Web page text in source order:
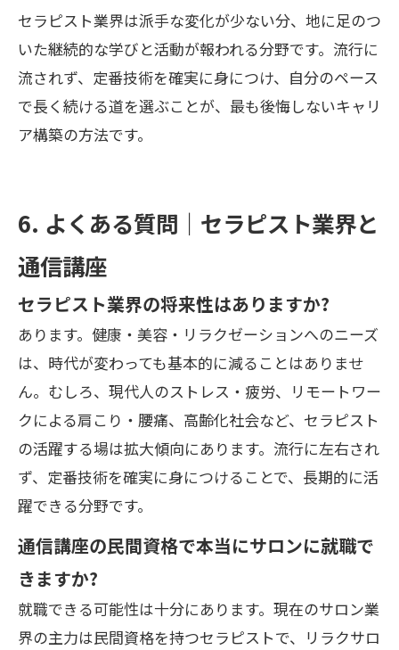
セラピスト業界は派手な変化が少ない分、地に足のつ
いた継続的な学びと活動が報われる分野です。流行に
流されず、定番技術を確実に身につけ、自分のペース
で長く続ける道を選ぶことが、最も後悔しないキャリ
ア構築の方法です。
6. よくある質問｜セラピスト業界と
通信講座
セラピスト業界の将来性はありますか?
あります。健康・美容・リラクゼーションへのニーズ
は、時代が変わっても基本的に減ることはありませ
ん。むしろ、現代人のストレス・疲労、リモートワー
クによる肩こり・腰痛、高齢化社会など、セラピスト
の活躍する場は拡大傾向にあります。流行に左右され
ず、定番技術を確実に身につけることで、長期的に活
躍できる分野です。
通信講座の民間資格で本当にサロンに就職で
きますか?
就職できる可能性は十分にあります。現在のサロン業
界の主力は民間資格を持つセラピストで、リラクサロ